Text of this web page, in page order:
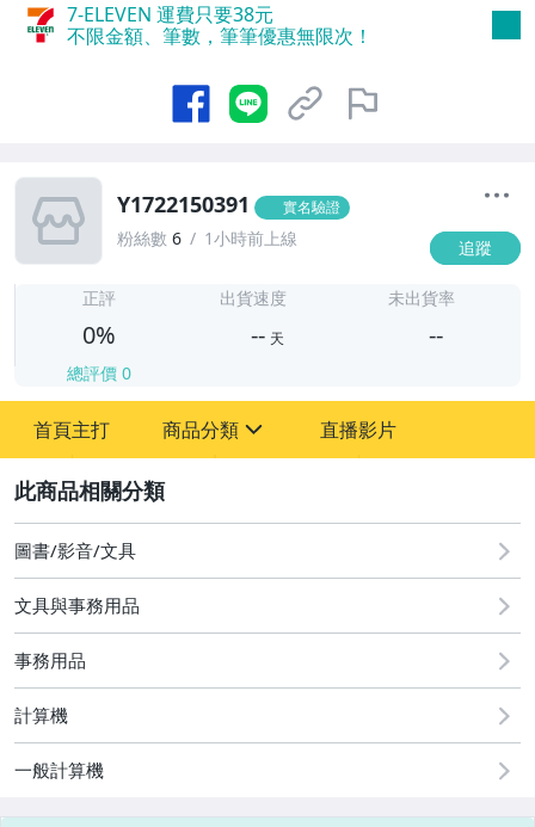
7-ELEVEN 運費只要38元
不限金額、筆數，筆筆優惠無限次！
Y1722150391 實名驗證
粉絲數 6 1小時前上線 追蹤
正評
0%
總評價 0
出貨速度
-- 天
未出貨率
--
首頁主打 商品分類
圖書/影音/文具
古董、藝術與礦石
手機、配件與通訊
美容保養與彩妝
電腦、平板與周邊
直播影片
圖書/影音/文具
文具與事務用品
事務用品
計算機
一般計算機